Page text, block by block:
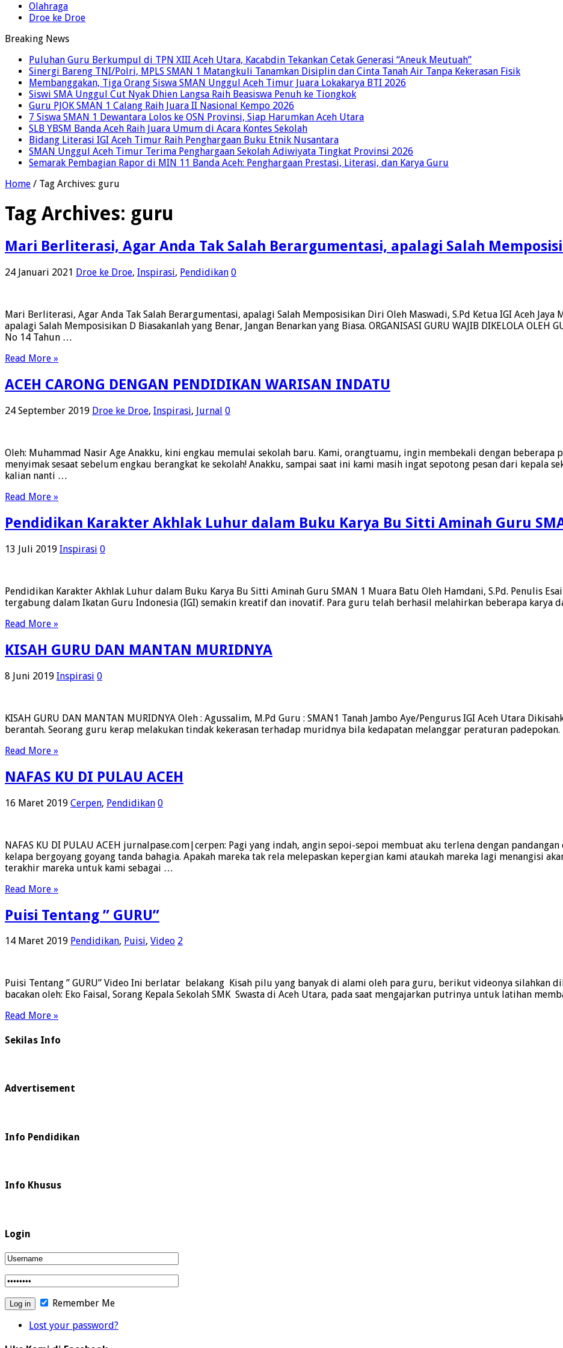
Olahraga
Droe ke Droe
Breaking News
Puluhan Guru Berkumpul di TPN XIII Aceh Utara, Kacabdin Tekankan Cetak Generasi “Aneuk Meutuah”
Sinergi Bareng TNI/Polri, MPLS SMAN 1 Matangkuli Tanamkan Disiplin dan Cinta Tanah Air Tanpa Kekerasan Fisik
Membanggakan, Tiga Orang Siswa SMAN Unggul Aceh Timur Juara Lokakarya BTI 2026
Siswi SMA Unggul Cut Nyak Dhien Langsa Raih Beasiswa Penuh ke Tiongkok
Guru PJOK SMAN 1 Calang Raih Juara II Nasional Kempo 2026
7 Siswa SMAN 1 Dewantara Lolos ke OSN Provinsi, Siap Harumkan Aceh Utara
SLB YBSM Banda Aceh Raih Juara Umum di Acara Kontes Sekolah
Bidang Literasi IGI Aceh Timur Raih Penghargaan Buku Etnik Nusantara
SMAN Unggul Aceh Timur Terima Penghargaan Sekolah Adiwiyata Tingkat Provinsi 2026
Semarak Pembagian Rapor di MIN 11 Banda Aceh: Penghargaan Prestasi, Literasi, dan Karya Guru
Home / Tag Archives: guru
Tag Archives: guru
Mari Berliterasi, Agar Anda Tak Salah Berargumentasi, apalagi Salah
24 Januari 2021 Droe ke Droe, Inspirasi, Pendidikan 0
Mari Berliterasi, Agar Anda Tak Salah Berargumentasi, apalagi Salah Memposisikan Diri Oleh Maswadi, S.Pd Ketua IGI Aceh
apalagi Salah Memposisikan D Biasakanlah yang Benar, Jangan Benarkan yang Biasa. ORGANISASI GURU WAJIB DIKELOLA OLEH
No 14 Tahun …
Read More »
ACEH CARONG DENGAN PENDIDIKAN WARISAN INDATU
24 September 2019 Droe ke Droe, Inspirasi, Jurnal 0
Oleh: Muhammad Nasir Age Anakku, kini engkau memulai sekolah baru. Kami, orangtuamu, ingin membekali dengan beberapa
menyimak sesaat sebelum engkau berangkat ke sekolah! Anakku, sampai saat ini kami masih ingat sepotong pesan dari kepala
kalian nanti …
Read More »
Pendidikan Karakter Akhlak Luhur dalam Buku Karya Bu Sitti Aminah Guru
13 Juli 2019 Inspirasi 0
Pendidikan Karakter Akhlak Luhur dalam Buku Karya Bu Sitti Aminah Guru SMAN 1 Muara Batu Oleh Hamdani, S.Pd. Penulis
tergabung dalam Ikatan Guru Indonesia (IGI) semakin kreatif dan inovatif. Para guru telah berhasil melahirkan beberapa karya
Read More »
KISAH GURU DAN MANTAN MURIDNYA
8 Juni 2019 Inspirasi 0
KISAH GURU DAN MANTAN MURIDNYA Oleh : Agussalim, M.Pd Guru : SMAN1 Tanah Jambo Aye/Pengurus IGI Aceh Utara
berantah. Seorang guru kerap melakukan tindak kekerasan terhadap muridnya bila kedapatan melanggar peraturan padepokan.
Read More »
NAFAS KU DI PULAU ACEH
16 Maret 2019 Cerpen, Pendidikan 0
NAFAS KU DI PULAU ACEH jurnalpase.com|cerpen: Pagi yang indah, angin sepoi-sepoi membuat aku terlena dengan
kelapa bergoyang goyang tanda bahagia. Apakah mareka tak rela melepaskan kepergian kami ataukah mareka lagi menangisi
terakhir mareka untuk kami sebagai …
Read More »
Puisi Tentang ” GURU”
14 Maret 2019 Pendidikan, Puisi, Video 2
Puisi Tentang ” GURU” Video Ini berlatar belakang Kisah pilu yang banyak di alami oleh para guru, berikut videonya silahkan
bacakan oleh: Eko Faisal, Sorang Kepala Sekolah SMK Swasta di Aceh Utara, pada saat mengajarkan putrinya untuk latihan
Read More »
Sekilas Info
Advertisement
Info Pendidikan
Info Khusus
Login
Remember Me
Lost your password?